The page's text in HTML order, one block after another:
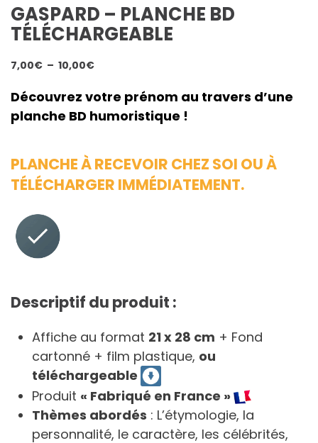
GASPARD – PLANCHE BD
TÉLÉCHARGEABLE
7,00€ – 10,00€Plage
prix :
7,00€
à
Découvrez votre prénom au travers d’une
planche BD humoristique !
PLANCHE À RECEVOIR CHEZ SOI OU À
TÉLÉCHARGER IMMÉDIATEMENT.
Descriptif du produit :
Affiche au format 21 x 28 cm + Fond
cartonné + film plastique, ou
téléchargeable
Produit « Fabriqué en France »
Thèmes abordés : L’étymologie, la
personnalité, le caractère, les célébrités,